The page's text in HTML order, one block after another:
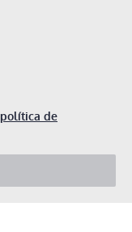
política de